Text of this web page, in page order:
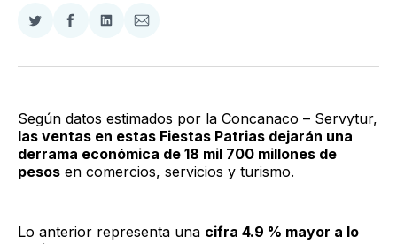
Compartir
Twitter
Compartir
Facebook
Compartir
LinkedIn
Compartir
Email
Según datos estimados por la Concanaco – Servytur,
las ventas en estas Fiestas Patrias dejarán una
derrama económica de 18 mil 700 millones de
pesos en comercios, servicios y turismo.
Lo anterior representa una cifra 4.9 % mayor a lo